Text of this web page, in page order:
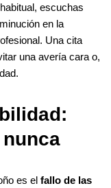
escuchas
en la
Una cita
una avería cara o,
es el fallo de las